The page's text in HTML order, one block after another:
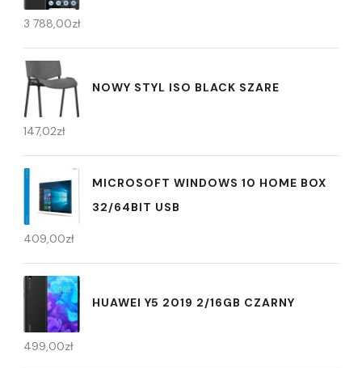
3 788,00zł
NOWY STYL ISO BLACK SZARE
147,02zł
MICROSOFT WINDOWS 10 HOME BOX
32/64BIT USB
409,00zł
HUAWEI Y5 2019 2/16GB CZARNY
499,00zł